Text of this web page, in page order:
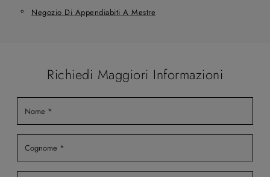
Negozio Di Appendiabiti A Mestre
Richiedi Maggiori Informazioni